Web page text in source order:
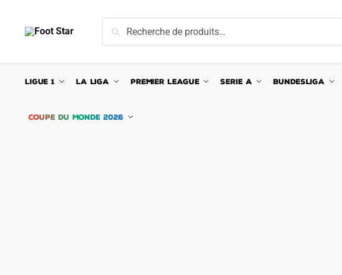
navigation
content
pour :
Recherche
LIGUE 1 LA LIGA PREMIER LEAGUE SERIE A BUNDESLIGA
COUPE DU MONDE 2026